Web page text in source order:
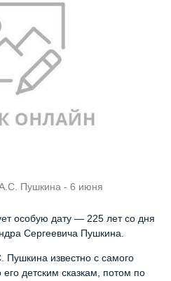
Пушкина - 6 июня
особую дату — 225 лет со дня
Сергеевича Пушкина.
Пушкина известно с самого
детским сказкам, потом по